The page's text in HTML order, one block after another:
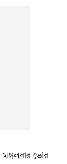
মঙ্গলবার ভোর